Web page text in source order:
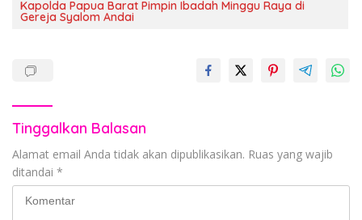
Kapolda Papua Barat Pimpin Ibadah Minggu Raya di
Gereja Syalom Andai
Tinggalkan Balasan
Alamat email Anda tidak akan dipublikasikan. Ruas yang wajib
ditandai *